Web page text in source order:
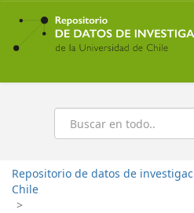
Ir
contenido
principal
Buscar
Repositorio de datos de
Chile
>